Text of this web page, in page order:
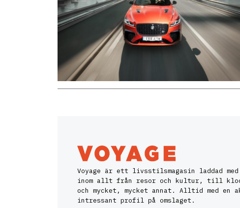
Voyage är ett livsstilsmagasin laddad
inom allt från resor och kultur, till
och mycket, mycket annat. Alltid med en
intressant profil på omslaget.